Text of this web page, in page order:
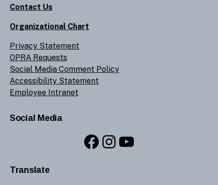
Contact Us
Organizational Chart
Privacy Statement
OPRA Requests
Social Media Comment Policy
Accessibility Statement
Employee Intranet
Social Media
Facebook
Instagram
YouTube
Translate